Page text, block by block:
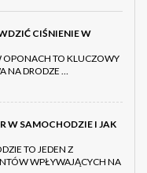
CIŚNIENIE W
OPONACH TO KLUCZOWY
NA DRODZE …
W SAMOCHODZIE I JAK
TO JEDEN Z
WPŁYWAJĄCYCH NA